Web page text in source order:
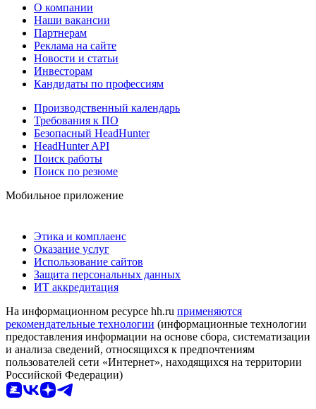
О компании
Наши вакансии
Партнерам
Реклама на сайте
Новости и статьи
Инвесторам
Кандидаты по профессиям
Производственный календарь
Требования к ПО
Безопасный HeadHunter
HeadHunter API
Поиск работы
Поиск по резюме
Мобильное приложение
Этика и комплаенс
Оказание услуг
Использование сайтов
Защита персональных данных
ИТ аккредитация
На информационном ресурсе hh.ru применяются
рекомендательные технологии (информационные технологии
предоставления информации на основе сбора, систематизации
и анализа сведений, относящихся к предпочтениям
пользователей сети «Интернет», находящихся на территории
Российской Федерации)